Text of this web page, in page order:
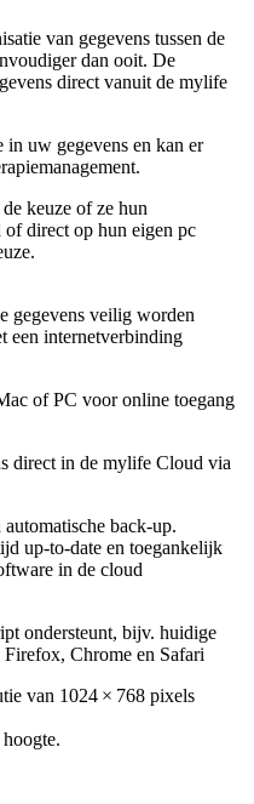
van gegevens tussen de
dan ooit. De
direct vanuit de mylife
in uw gegevens en kan er
keuze of ze hun
direct op hun eigen pc
gegevens veilig worden
een internetverbinding
of PC voor online toegang
direct in de mylife Cloud via
back-up.
up-to-date en toegankelijk
in de cloud
ondersteunt, bijv. huidige
Chrome en Safari
van 1024 × 768 pixels